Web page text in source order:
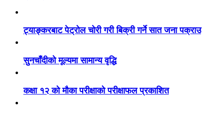
ट्याङ्करबाट पेट्रोल चोरी गरी बिक्री गर्ने सात जना पक्राउ
सुनचाँदीको मूल्यमा सामान्य वृद्धि
कक्षा १२ को मौका परीक्षाको परीक्षाफल प्रकाशित